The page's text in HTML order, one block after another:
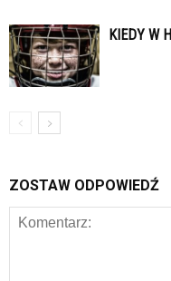
KIEDY W
ZOSTAW ODPOWIEDŹ